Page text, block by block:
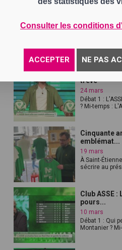
Consulter les conditions
ACCEPTER NE PAS
2 avril
À loccasion
Club ASSE :
trêve
24 mars
Débat 1 :
? Mi-temps :
Cinquante
emblémat...
19 mars
À Saint-
sécrire au
Club ASSE
pours...
10 mars
Débat 1 : Qui
Montanier ?